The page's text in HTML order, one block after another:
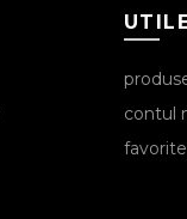
contul
favorite